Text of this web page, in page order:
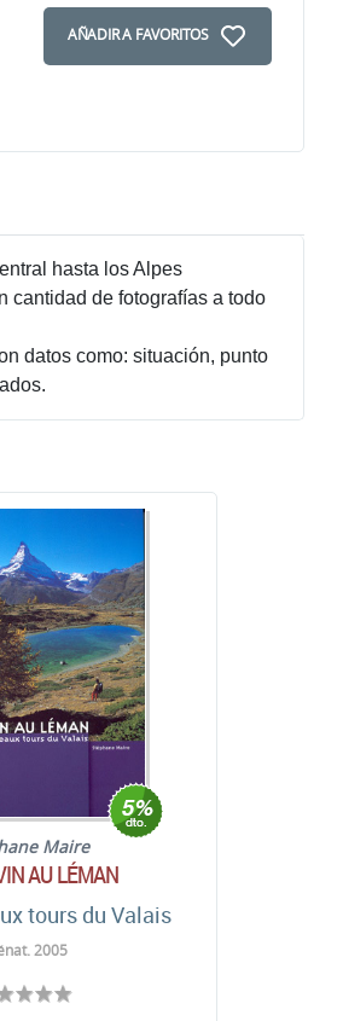
AÑADIR A FAVORITOS
hasta los Alpes
cantidad de fotografías a todo
datos como: situación, punto
Maire
AU LÉMAN
tours du Valais
2005